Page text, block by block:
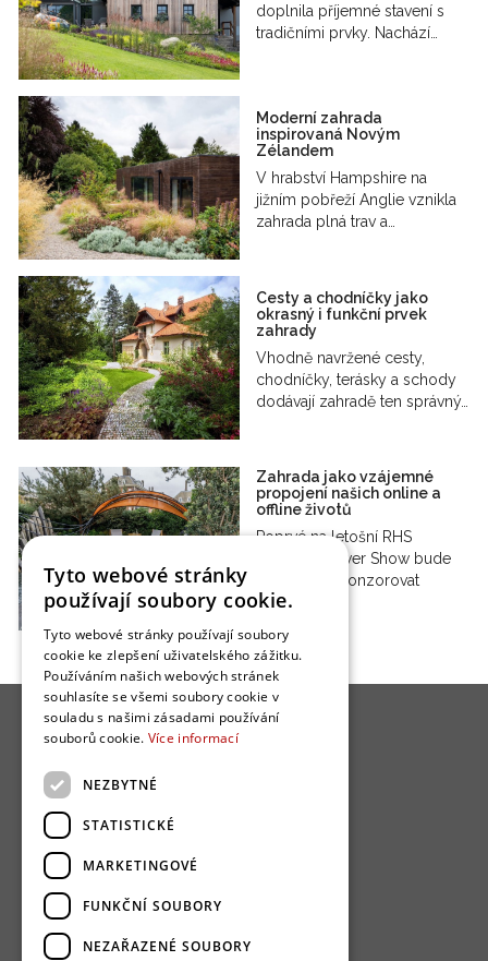
doplnila příjemné stavení s
tradičními prvky. Nachází…
Moderní zahrada
inspirovaná Novým
Zélandem
V hrabství Hampshire na
jižním pobřeží Anglie vznikla
zahrada plná trav a…
Cesty a chodníčky jako
okrasný i funkční prvek
zahrady
Vhodně navržené cesty,
chodníčky, terásky a schody
dodávají zahradě ten správný…
Zahrada jako vzájemné
propojení našich online a
offline životů
Poprvé na letošní RHS
Chelsea Flower Show bude
Facebook sponzorovat
zahradu. S…
Uživatelské podmínky
Ochrana osobních údajú
Tyto webové stránky
používají soubory cookie.
Tyto webové stránky používají soubory
cookie ke zlepšení uživatelského zážitku.
Používáním našich webových stránek
souhlasíte se všemi soubory cookie v
souladu s našimi zásadami používání
souborů cookie. Více informací
NEZBYTNÉ
STATISTICKÉ
MARKETINGOVÉ
FUNKČNÍ SOUBORY
NEZAŘAZENÉ SOUBORY